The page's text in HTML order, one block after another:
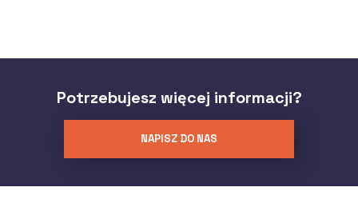
Potrzebujesz więcej informacji?
NAPISZ DO NAS